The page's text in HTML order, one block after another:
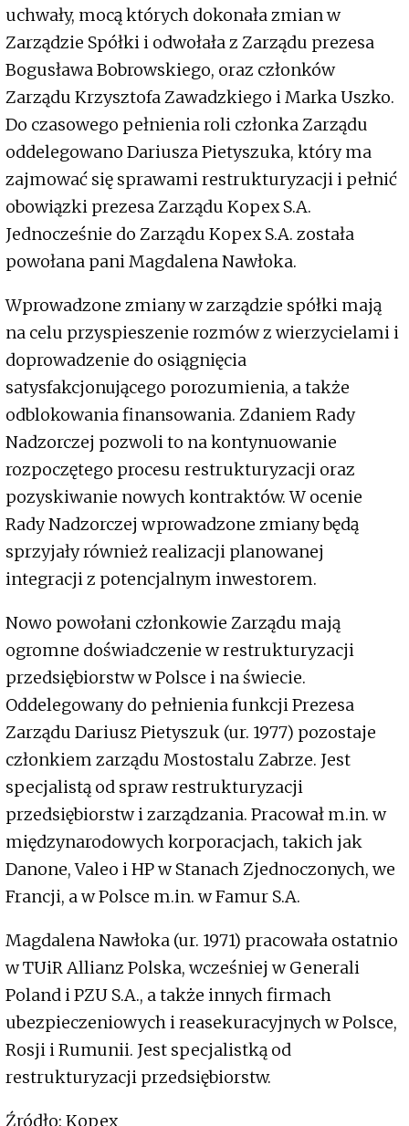
uchwały, mocą których dokonała zmian w
Zarządzie Spółki i odwołała z Zarządu prezesa
Bogusława Bobrowskiego, oraz członków
Zarządu Krzysztofa Zawadzkiego i Marka Uszko.
Do czasowego pełnienia roli członka Zarządu
oddelegowano Dariusza Pietyszuka, który ma
zajmować się sprawami restrukturyzacji i pełnić
obowiązki prezesa Zarządu Kopex S.A.
Jednocześnie do Zarządu Kopex S.A. została
powołana pani Magdalena Nawłoka.
Wprowadzone zmiany w zarządzie spółki mają
na celu przyspieszenie rozmów z wierzycielami i
doprowadzenie do osiągnięcia
satysfakcjonującego porozumienia, a także
odblokowania finansowania. Zdaniem Rady
Nadzorczej pozwoli to na kontynuowanie
rozpoczętego procesu restrukturyzacji oraz
pozyskiwanie nowych kontraktów. W ocenie
Rady Nadzorczej wprowadzone zmiany będą
sprzyjały również realizacji planowanej
integracji z potencjalnym inwestorem.
Nowo powołani członkowie Zarządu mają
ogromne doświadczenie w restrukturyzacji
przedsiębiorstw w Polsce i na świecie.
Oddelegowany do pełnienia funkcji Prezesa
Zarządu Dariusz Pietyszuk (ur. 1977) pozostaje
członkiem zarządu Mostostalu Zabrze. Jest
specjalistą od spraw restrukturyzacji
przedsiębiorstw i zarządzania. Pracował m.in. w
międzynarodowych korporacjach, takich jak
Danone, Valeo i HP w Stanach Zjednoczonych, we
Francji, a w Polsce m.in. w Famur S.A.
Magdalena Nawłoka (ur. 1971) pracowała ostatnio
w TUiR Allianz Polska, wcześniej w Generali
Poland i PZU S.A., a także innych firmach
ubezpieczeniowych i reasekuracyjnych w Polsce,
Rosji i Rumunii. Jest specjalistką od
restrukturyzacji przedsiębiorstw.
Źródło: Kopex